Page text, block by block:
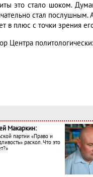
это стало шоком.
стал послушным.
в плюс с точки зрения
Центра
Макаркин:
партии «Право и
раскол. Что это